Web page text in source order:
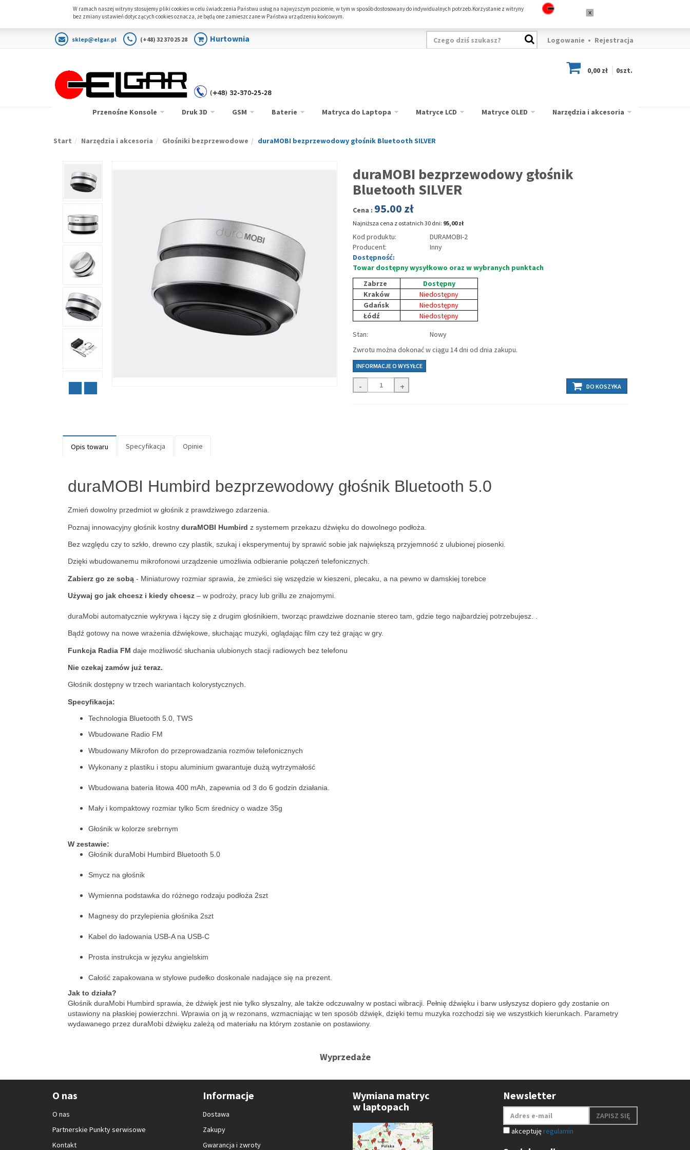
W ramach naszej witryny stosujemy pliki cookies w celu świadczenia Państwu usług na najwyższym poziomie, w tym w sposób dostosowany do indywidualnych potrzeb.Korzystanie z witryny
bez zmiany ustawień dotyczących cookies oznacza, że będą one zamieszczane w Państwa urządzeniu końcowym.
sklep@elgar.pl (+48) 32 370 25 28 Hurtownia Logowanie Rejestracja
0,00 zł 0szt.
Przenośne Konsole Druk 3D GSM Baterie Matryca do Laptopa Matryce LCD Matryce OLED Narzędzia i akcesoria
Start Narzędzia i akcesoria Głośniki bezprzewodowe duraMOBI bezprzewodowy głośnik Bluetooth SILVER
duraMOBI bezprzewodowy głośnik
Bluetooth SILVER
Cena : 95.00 zł
Najniższa cena z ostatnich 30 dni: 95,00 zł
Kod produktu:
DURAMOBI-2
Producent:
Inny
Dostępność:
Towar dostępny wysyłkowo oraz w wybranych punktach
Zabrze
Dostępny
Kraków
Niedostępny
Gdańsk
Niedostępny
Łódź
Niedostępny
Stan:
Nowy
Zwrotu można dokonać w ciągu 14 dni od dnia zakupu.
INFORMACJE O WYSYŁCE
- + DO KOSZYKA
Opis towaru Specyfikacja Opinie
duraMOBI Humbird bezprzewodowy głośnik Bluetooth 5.0
Zmień dowolny przedmiot w głośnik z prawdziwego zdarzenia.
Poznaj innowacyjny głośnik kostny duraMOBI Humbird z systemem przekazu dźwięku do dowolnego podłoża.
Bez względu czy to szkło, drewno czy plastik, szukaj i eksperymentuj by sprawić sobie jak największą przyjemność z ulubionej piosenki.
Dzięki wbudowanemu mikrofonowi urządzenie umożliwia odbieranie połączeń telefonicznych.
Zabierz go ze sobą - Miniaturowy rozmiar sprawia, że zmieści się wszędzie w kieszeni, plecaku, a na pewno w damskiej torebce
Używaj go jak chcesz i kiedy chcesz – w podroży, pracy lub grillu ze znajomymi.
duraMobi automatycznie wykrywa i łączy się z drugim głośnikiem, tworząc prawdziwe doznanie stereo tam, gdzie tego najbardziej potrzebujesz. .
Bądź gotowy na nowe wrażenia dźwiękowe, słuchając muzyki, oglądając film czy też grając w gry.
Funkcja Radia FM daje możliwość słuchania ulubionych stacji radiowych bez telefonu
Nie czekaj zamów już teraz.
Głośnik dostępny w trzech wariantach kolorystycznych.
Specyfikacja:
Technologia Bluetooth 5.0, TWS
Wbudowane Radio FM
Wbudowany Mikrofon do przeprowadzania rozmów telefonicznych
Wykonany z plastiku i stopu aluminium gwarantuje dużą wytrzymałość
Wbudowana bateria litowa 400 mAh, zapewnia od 3 do 6 godzin działania.
Mały i kompaktowy rozmiar tylko 5cm średnicy o wadze 35g
Głośnik w kolorze srebrnym
W zestawie:
Głośnik duraMobi Humbird Bluetooth 5.0
Smycz na głośnik
Wymienna podstawka do różnego rodzaju podłoża 2szt
Magnesy do przylepienia głośnika 2szt
Kabel do ładowania USB-A na USB-C
Prosta instrukcja w języku angielskim
Całość zapakowana w stylowe pudełko doskonale nadające się na prezent.
Jak to działa?
Głośnik duraMobi Humbird sprawia, że dźwięk jest nie tylko słyszalny, ale także odczuwalny w postaci wibracji. Pełnię dźwięku i barw usłyszysz dopiero gdy zostanie on
ustawiony na płaskiej powierzchni. Wprawia on ją w rezonans, wzmacniając w ten sposób dźwięk, dzięki temu muzyka rozchodzi się we wszystkich kierunkach. Parametry
wydawanego przez duraMobi dźwięku zależą od materiału na którym zostanie on postawiony.
Wyprzedaże
O nas
O nas
Partnerskie Punkty serwisowe
Kontakt
Informacje
Dostawa
Zakupy
Gwarancja i zwroty
Wymiana matryc
w laptopach
Newsletter
ZAPISZ SIĘ
akceptujęregulamin